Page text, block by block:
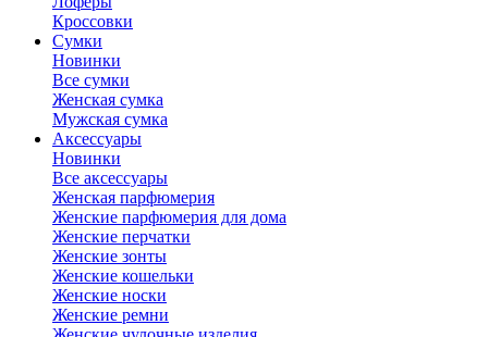
Кроссовки
Сумки
Новинки
Все сумки
Женская сумка
Мужская сумка
Аксессуары
Новинки
Все аксессуары
Женская парфюмерия
Женские парфюмерия для дома
Женские перчатки
Женские зонты
Женские кошельки
Женские носки
Женские ремни